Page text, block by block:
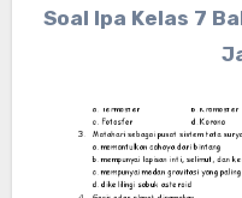
Soal Ipa Kelas 7